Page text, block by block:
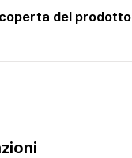
del prodotto